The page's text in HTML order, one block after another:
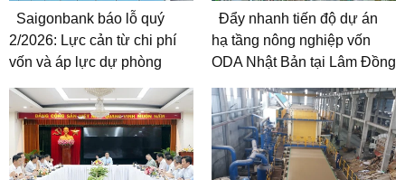
Saigonbank báo lỗ quý
2/2026: Lực cản từ chi phí
vốn và áp lực dự phòng
Đẩy nhanh tiến độ dự án
hạ tầng nông nghiệp vốn
ODA Nhật Bản tại Lâm Đồng